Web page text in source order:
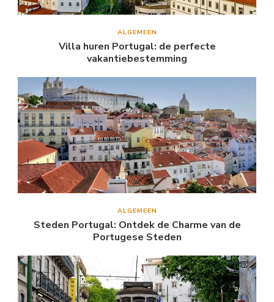
ALGEMEEN
Villa huren Portugal: de perfecte
vakantiebestemming
ALGEMEEN
Steden Portugal: Ontdek de Charme van de
Portugese Steden